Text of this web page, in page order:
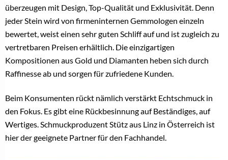
überzeugen mit Design, Top-Qualität und Exklusivität. Denn
jeder Stein wird von firmeninternen Gemmologen einzeln
bewertet, weist einen sehr guten Schliff auf und ist zugleich zu
vertretbaren Preisen erhältlich. Die einzigartigen
Kompositionen aus Gold und Diamanten heben sich durch
Raffinesse ab und sorgen für zufriedene Kunden.
Beim Konsumenten rückt nämlich verstärkt Echtschmuck in
den Fokus. Es gibt eine Rückbesinnung auf Beständiges, auf
Wertiges. Schmuckproduzent Stütz aus Linz in Österreich ist
hier der geeignete Partner für den Fachhandel.